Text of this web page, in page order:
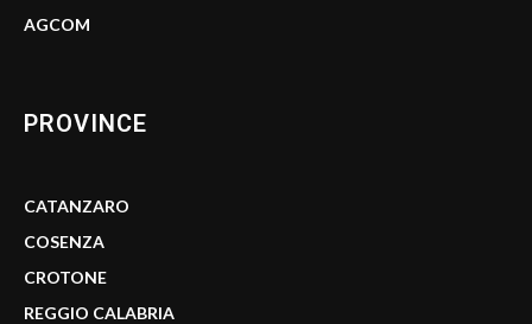
AGCOM
PROVINCE
CATANZARO
COSENZA
CROTONE
REGGIO CALABRIA